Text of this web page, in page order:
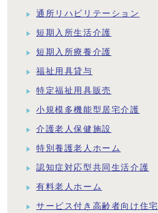
通所リハビリテーション
短期入所生活介護
短期入所療養介護
福祉用具貸与
特定福祉用具販売
小規模多機能型居宅介護
介護老人保健施設
特別養護老人ホーム
認知症対応型共同生活介護
有料老人ホーム
サービス付き高齢者向け住宅